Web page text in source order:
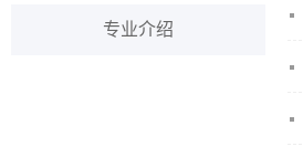
专业介绍